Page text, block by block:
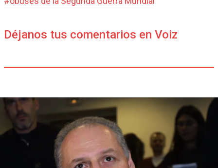
Déjanos tus comentarios en Voiz